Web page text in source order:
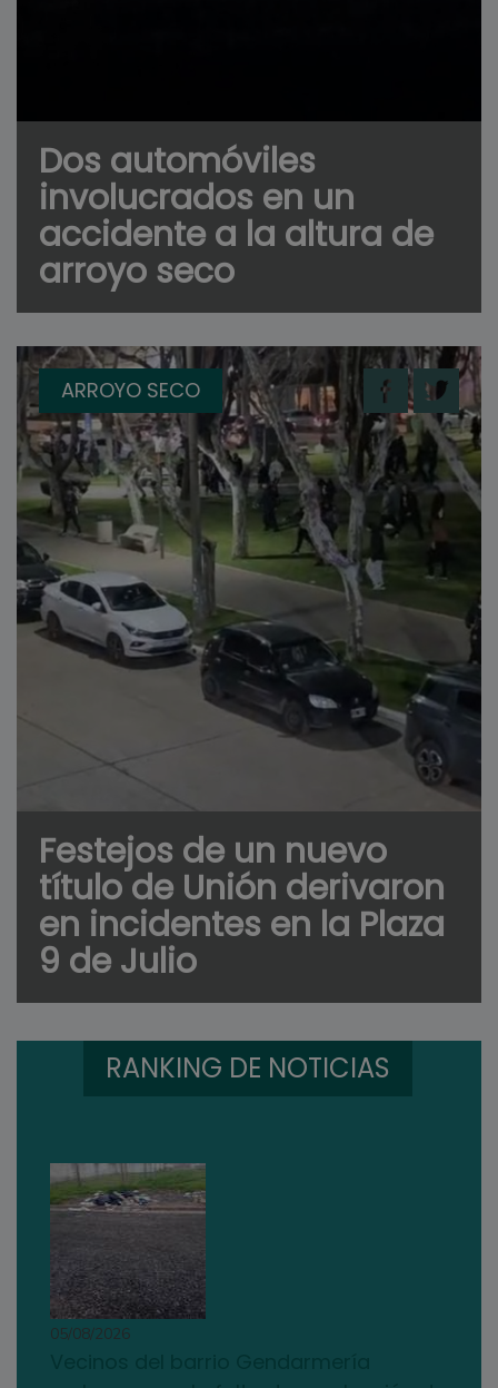
Dos automóviles
involucrados en un
accidente a la altura de
arroyo seco
ARROYO SECO
Festejos de un nuevo
título de Unión derivaron
en incidentes en la Plaza
9 de Julio
RANKING DE NOTICIAS
05/08/2026